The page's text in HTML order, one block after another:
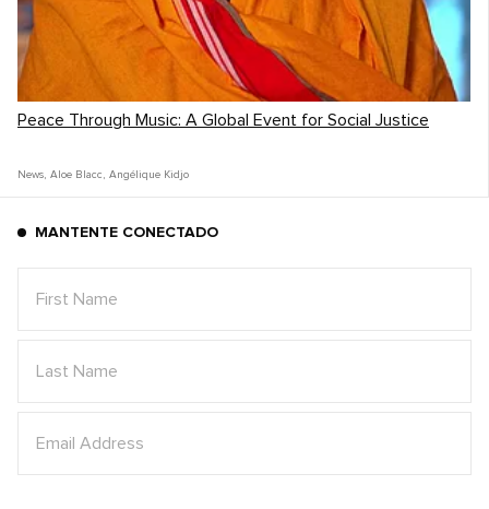
Peace Through Music: A Global Event for Social Justice
News, Aloe Blacc , Angélique Kidjo
MANTENTE CONECTADO